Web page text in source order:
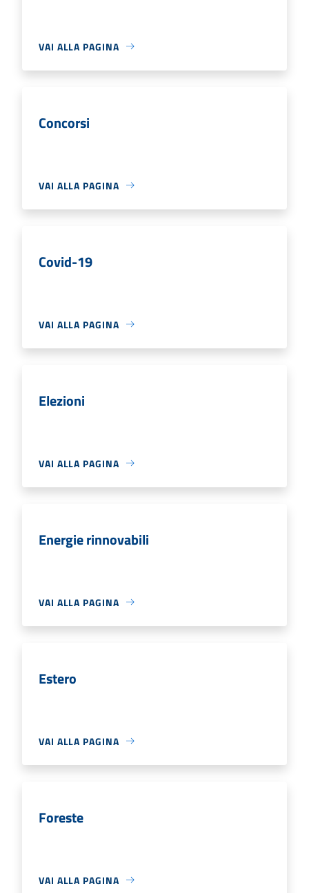
VAI ALLA PAGINA
Concorsi
VAI ALLA PAGINA
Covid-19
VAI ALLA PAGINA
Elezioni
VAI ALLA PAGINA
Energie rinnovabili
VAI ALLA PAGINA
Estero
VAI ALLA PAGINA
Foreste
VAI ALLA PAGINA